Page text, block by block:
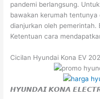
pandemi berlangsung.
bawakan kerumah
dianjurkan oleh pemerintah.
Ketentuan cara
Cicilan Hyundai Kona EV
𝙃𝙔𝙐𝙉𝘿𝘼𝙄 𝙆𝙊𝙉𝘼